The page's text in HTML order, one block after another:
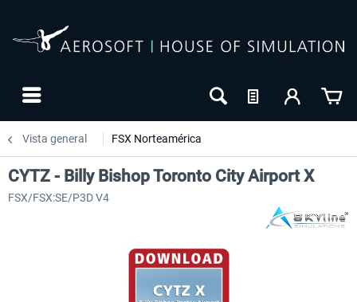
Vista general FSX Norteamérica
CYTZ - Billy Bishop Toronto City Airport X
FSX/FSX:SE/P3D V4